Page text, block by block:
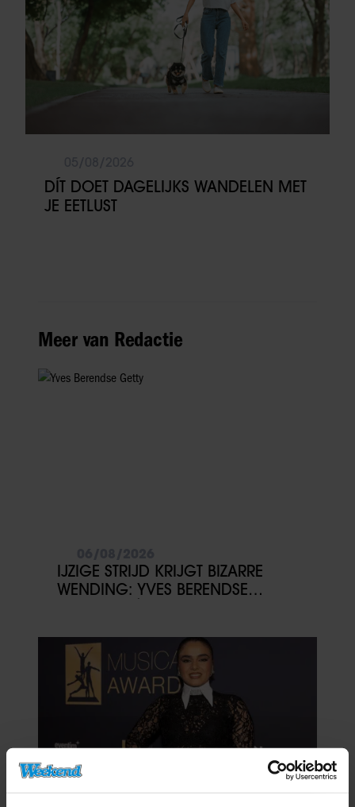
DÍT DOET DAGELIJKS WANDELEN MET
JE EETLUST
Meer van Redactie
IJZIGE STRIJD KRIJGT BIZARRE
WENDING: YVES BERENDSE